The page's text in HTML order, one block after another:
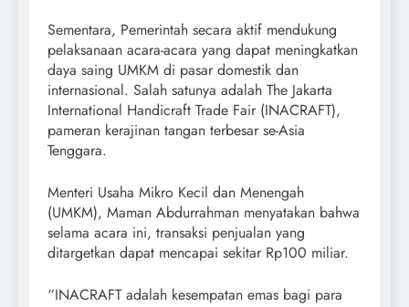
Sementara, Pemerintah secara aktif mendukung
pelaksanaan acara-acara yang dapat meningkatkan
daya saing UMKM di pasar domestik dan
internasional. Salah satunya adalah The Jakarta
International Handicraft Trade Fair (INACRAFT),
pameran kerajinan tangan terbesar se-Asia
Tenggara.
Menteri Usaha Mikro Kecil dan Menengah
(UMKM), Maman Abdurrahman menyatakan bahwa
selama acara ini, transaksi penjualan yang
ditargetkan dapat mencapai sekitar Rp100 miliar.
“INACRAFT adalah kesempatan emas bagi para